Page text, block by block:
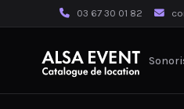
03 67 30 01 82